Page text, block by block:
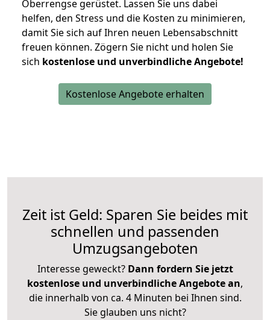
Oberrengse gerüstet. Lassen Sie uns dabei
helfen, den Stress und die Kosten zu minimieren,
damit Sie sich auf Ihren neuen Lebensabschnitt
freuen können. Zögern Sie nicht und holen Sie
sich kostenlose und unverbindliche Angebote!
Kostenlose Angebote erhalten
Zeit ist Geld: Sparen Sie beides mit
schnellen und passenden
Umzugsangeboten
Interesse geweckt? Dann fordern Sie jetzt
kostenlose und unverbindliche Angebote an,
die innerhalb von ca. 4 Minuten bei Ihnen sind.
Sie glauben uns nicht?